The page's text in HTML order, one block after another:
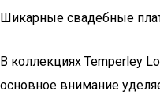
Шикарные свадебные
В коллекциях Temperley
основное внимание